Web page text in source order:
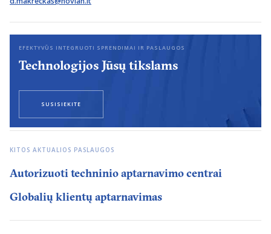
EFEKTYVŪS INTEGRUOTI SPRENDIMAI IR PASLAUGOS
Technologijos Jūsų tikslams
SUSISIEKITE
KITOS AKTUALIOS PASLAUGOS
Autorizuoti techninio aptarnavimo centrai
Globalių klientų aptarnavimas